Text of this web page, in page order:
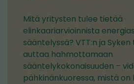
Mitä yritysten tulee tietää
elinkaariarvioinnista
sääntelyssä? VTT:n ja
auttaa hahmottamaan
sääntelykokonaisuuden –
pähkinänkuoressa, mistä on